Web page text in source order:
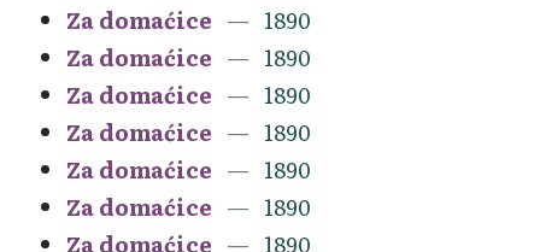
Za domaćice
1890
Za domaćice
1890
Za domaćice
1890
Za domaćice
1890
Za domaćice
1890
Za domaćice
1890
Za domaćice
1890